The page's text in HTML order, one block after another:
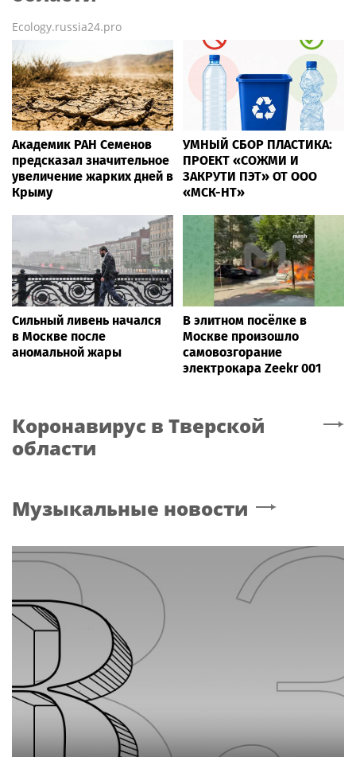
Ecology.russia24.pro
Академик РАН Семенов
предсказал значительное
увеличение жарких дней в
Крыму
УМНЫЙ СБОР ПЛАСТИКА:
ПРОЕКТ «СОЖМИ И
ЗАКРУТИ ПЭТ» ОТ ООО
«МСК-НТ»
Сильный ливень начался
в Москве после
аномальной жары
В элитном посёлке в
Москве произошло
самовозгорание
электрокара Zeekr 001
Коронавирус в Тверской
области
Музыкальные новости